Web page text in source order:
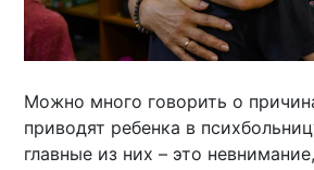
Можно много говорить о
приводят ребенка в
главные из них – это